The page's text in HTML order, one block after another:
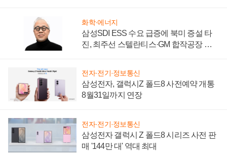
화학·에너지
삼성SDI ESS 수요 급증에 북미 증설 타
진, 최주선 스텔란티스·GM 합작공장 건
전자·전기·정보통신
삼성전자, 갤럭시Z 폴드8 사전예약 개통
8월31일까지 연장
전자·전기·정보통신
삼성전자 갤럭시 Z 폴드8 시리즈 사전 판
매 '144만 대' 역대 최대